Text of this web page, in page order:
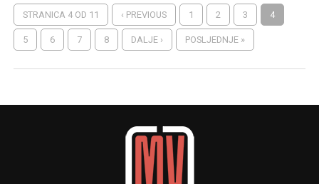
STRANICA 4 OD 11 ‹ PREVIOUS 1 2 3 4
5 6 7 8 DALJE › POSLJEDNJE »